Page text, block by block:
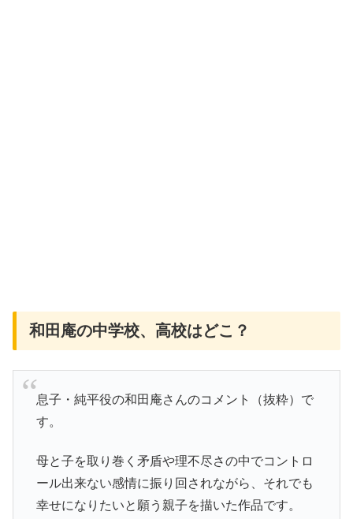
和田庵の中学校、高校はどこ？
息子・純平役の和田庵さんのコメント（抜粋）で
す。
母と子を取り巻く矛盾や理不尽さの中でコントロ
ール出来ない感情に振り回されながら、それでも
幸せになりたいと願う親子を描いた作品です。